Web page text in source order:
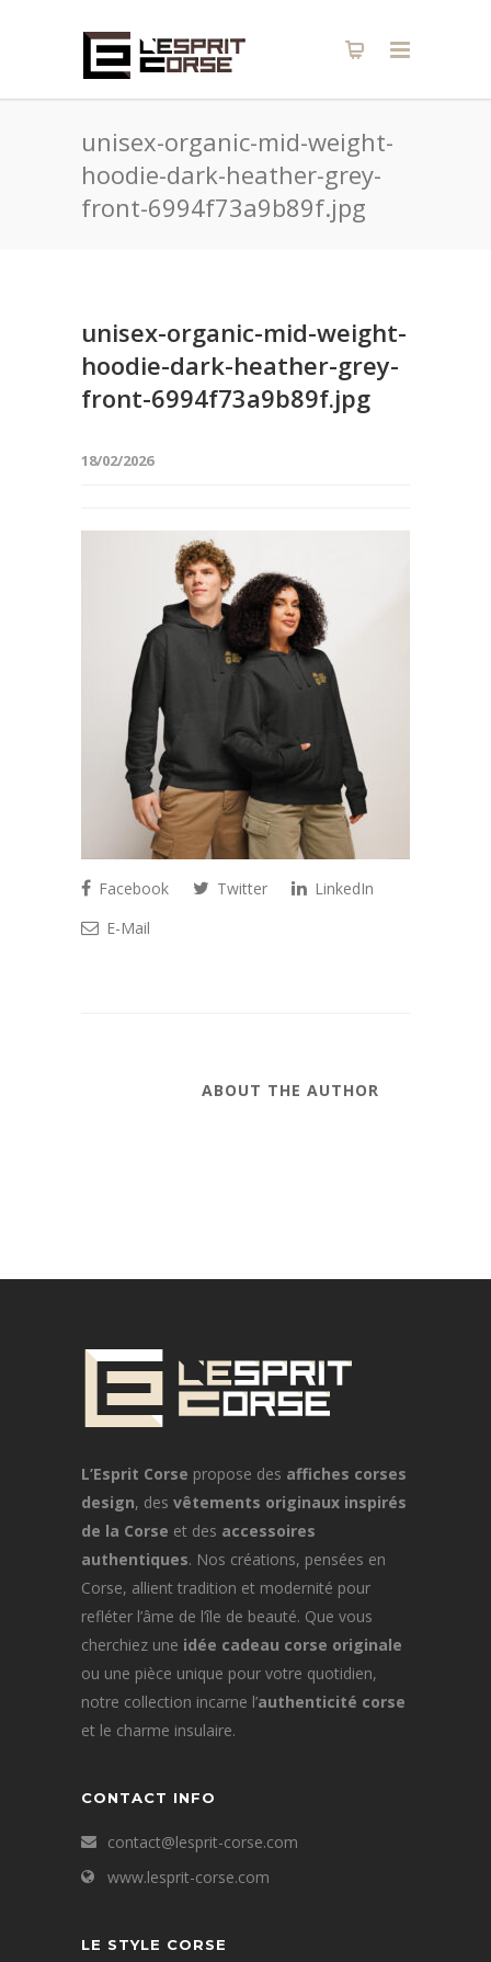
unisex-organic-mid-weight-
hoodie-dark-heather-grey-
front-6994f73a9b89f.jpg
unisex-organic-mid-weight-
hoodie-dark-heather-grey-
front-6994f73a9b89f.jpg
18/02/2026
Facebook Twitter
LinkedIn
E-Mail
ABOUT THE AUTHOR
L’Esprit Corse propose des affiches corses
design, des vêtements originaux inspirés
de la Corse et des accessoires
authentiques. Nos créations, pensées en
Corse, allient tradition et modernité pour
refléter l’âme de l’île de beauté. Que vous
cherchiez une idée cadeau corse originale
ou une pièce unique pour votre quotidien,
notre collection incarne l’authenticité corse
et le charme insulaire.
CONTACT INFO
contact@lesprit-corse.com
www.lesprit-corse.com
LE STYLE CORSE